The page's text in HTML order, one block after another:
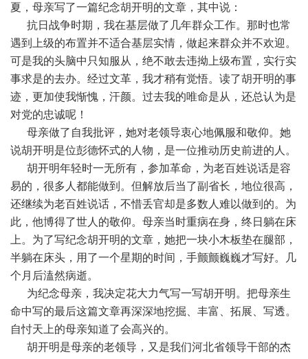
夏，母亲写了一篇纪念胡开明的文章，其中说：
抗日战争时期，我在基层做了几年群众工作。那时也常
遇到上级的布置并不适合基层实情，做起来群众并不欢迎。
可是我的头脑中只知服从，绝不敢去违拗上级布置，实行实
事求是的去办。经过文革，我才稍有觉悟。读了胡开明的事
迹，更加使我惭愧，汗颜。过去我的唯命是从，还总认为是
对党的忠诚呢！
母亲做了自我批评，她对老领导衷心地佩服和敬仰。她
说胡开明是位彭德怀式的人物，是一位推动历史前进的人。
胡开明年轻时一无所有，参加革命，为老百姓说话是容
易的，很多人都能做到。但解放后当了副省长，地位很高，
还继续为老百姓说话，不惜丢官却是多数人难以做到的。为
此，他博得了世人的敬仰。母亲当时重病在身，终日躺在床
上。为了写纪念胡开明的文章，她把一块小木板垫在腿部，
半躺在床头，用了一个星期的时间，手颤颤巍巍才写好。几
个月后溘然病逝。
为纪念母亲，我决定花大力气写一写胡开明。把母亲生
命中写的最后这篇文章再深深地挖掘、丰富、拓展、写透。
自忖天上的母亲知道了会高兴的。
胡开明是母亲的老领导，又是我们河北省领导干部的杰